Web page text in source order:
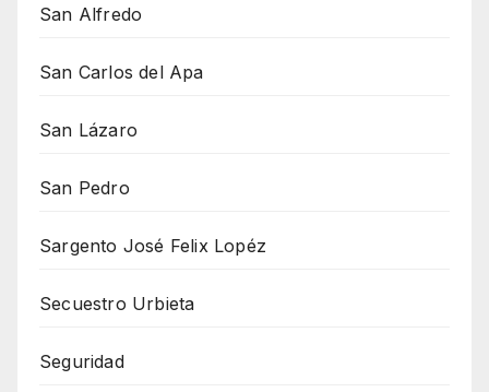
San Alfredo
San Carlos del Apa
San Lázaro
San Pedro
Sargento José Felix Lopéz
Secuestro Urbieta
Seguridad